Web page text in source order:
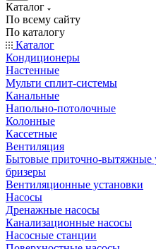
Каталог
По всему сайту
По каталогу
Каталог
Кондиционеры
Настенные
Мульти сплит-системы
Канальные
Напольно-потолочные
Колонные
Кассетные
Вентиляция
Бытовые приточно-вытяжные
бризеры
Вентиляционные установки
Насосы
Дренажные насосы
Канализационные насосы
Насосные станции